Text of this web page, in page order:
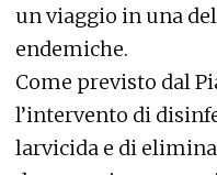
un viaggio in una
endemiche.
Come previsto dal
l’intervento di
larvicida e di